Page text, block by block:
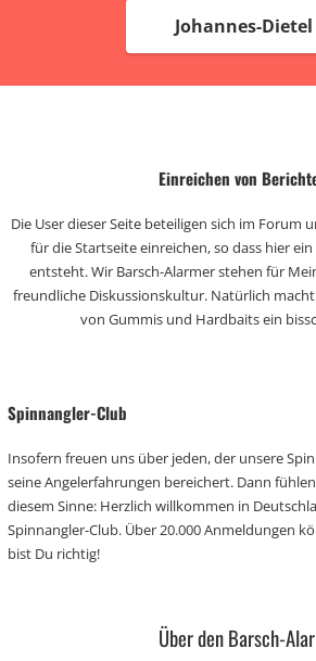
Johannes-Dietel
Einreichen von
Die User dieser Seite beteiligen sich im Forum
für die Startseite einreichen, so dass hier
entsteht. Wir Barsch-Alarmer stehen für
freundliche Diskussionskultur. Natürlich
von Gummis und Hardbaits ein
Spinnangler-Club
Insofern freuen uns über jeden, der unsere
seine Angelerfahrungen bereichert. Dann
diesem Sinne: Herzlich willkommen in
Spinnangler-Club. Über 20.000 Anmeldungen
bist Du richtig!
Über den Barsch-